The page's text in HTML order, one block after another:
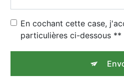
En cochant cette case,
particulières ci-dessous **